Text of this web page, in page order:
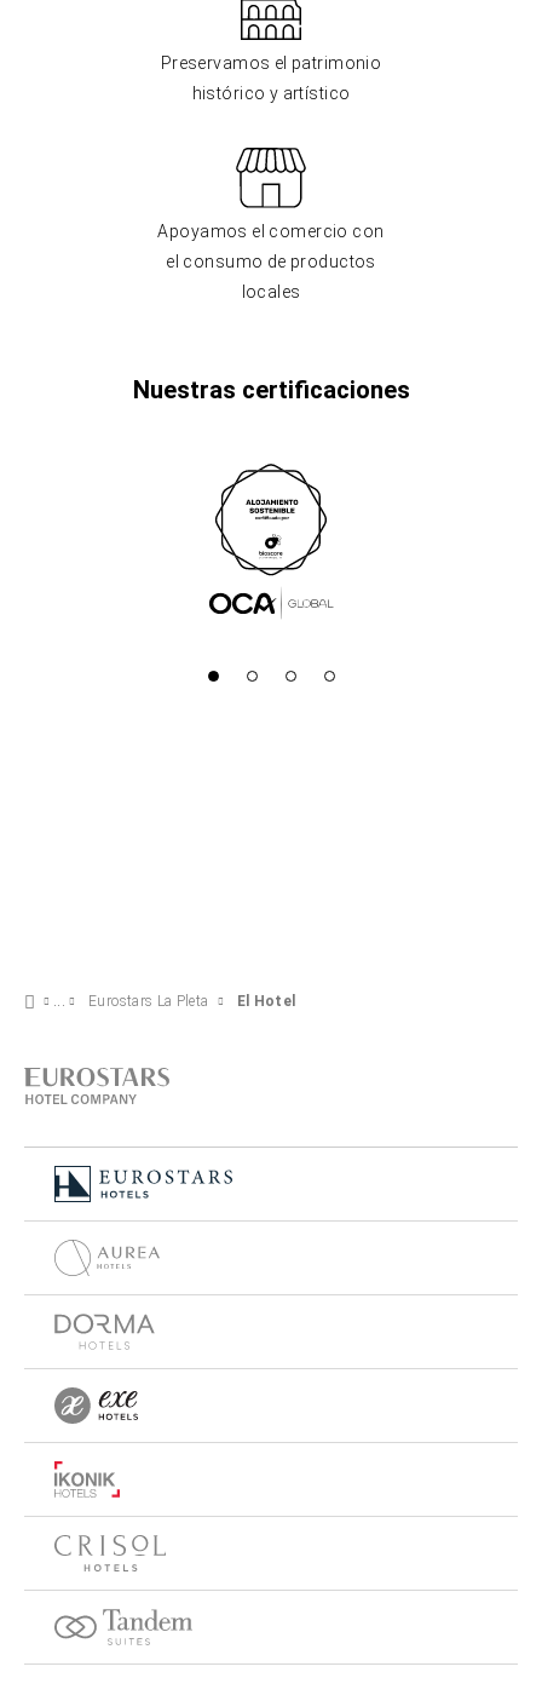
Preservamos el patrimonio
histórico y artístico
Apoyamos el comercio con
el consumo de productos
locales
Nuestras certificaciones
Eurostars La Pleta El Hotel